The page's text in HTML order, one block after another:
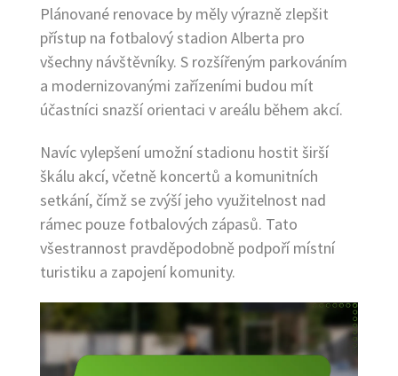
Plánované renovace by měly výrazně zlepšit
přístup na fotbalový stadion Alberta pro
všechny návštěvníky. S rozšířeným parkováním
a modernizovanými zařízeními budou mít
účastníci snazší orientaci v areálu během akcí.
Navíc vylepšení umožní stadionu hostit širší
škálu akcí, včetně koncertů a komunitních
setkání, čímž se zvýší jeho využitelnost nad
rámec pouze fotbalových zápasů. Tato
všestrannost pravděpodobně podpoří místní
turistiku a zapojení komunity.